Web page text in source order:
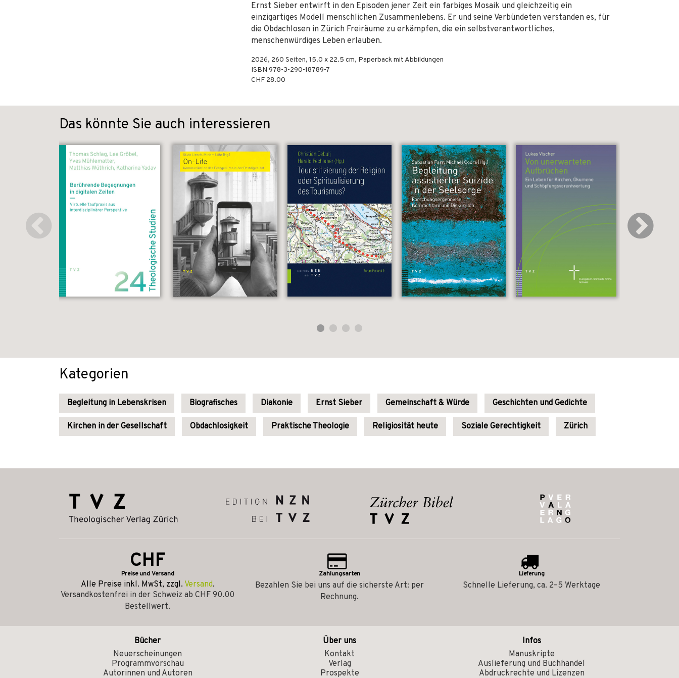
Ernst Sieber entwirft in den Episoden jener Zeit ein farbiges Mosaik und gleichzeitig ein
einzigartiges Modell menschlichen Zusammenlebens. Er und seine Verbündeten verstanden es, für
die Obdachlosen in Zürich Freiräume zu erkämpfen, die ein selbstverantwortliches,
menschenwürdiges Leben erlauben.
2026, 260 Seiten, 15.0 x 22.5 cm, Paperback mit Abbildungen
ISBN 978-3-290-18789-7
CHF 28.00
Das könnte Sie auch interessieren
Kategorien
Begleitung in Lebenskrisen Biografisches Diakonie Ernst Sieber Gemeinschaft & Würde Geschichten und Gedichte
Kirchen in der Gesellschaft Obdachlosigkeit Praktische Theologie Religiosität heute Soziale Gerechtigkeit Zürich
CHF
Preise und Versand
Alle Preise inkl. MwSt, zzgl. Versand.
Versandkostenfrei in der Schweiz ab CHF 90.00
Bestellwert.
Zahlungsarten
Bezahlen Sie bei uns auf die sicherste Art: per
Rechnung.
Lieferung
Schnelle Lieferung, ca. 2–5 Werktage
Bücher
Neuerscheinungen
Programmvorschau
Autorinnen und Autoren
Über uns
Kontakt
Verlag
Prospekte
Infos
Manuskripte
Auslieferung und Buchhandel
Abdruckrechte und Lizenzen